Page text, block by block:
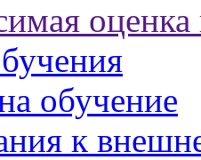
оценка
обучение
к